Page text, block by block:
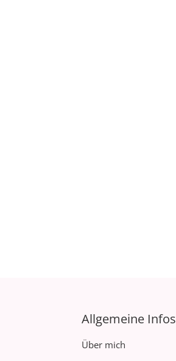
Allgemeine Infos
Über mich